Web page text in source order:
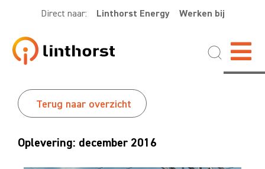
Direct naar: Linthorst Energy Werken bij
Terug naar overzicht
Oplevering: december 2016